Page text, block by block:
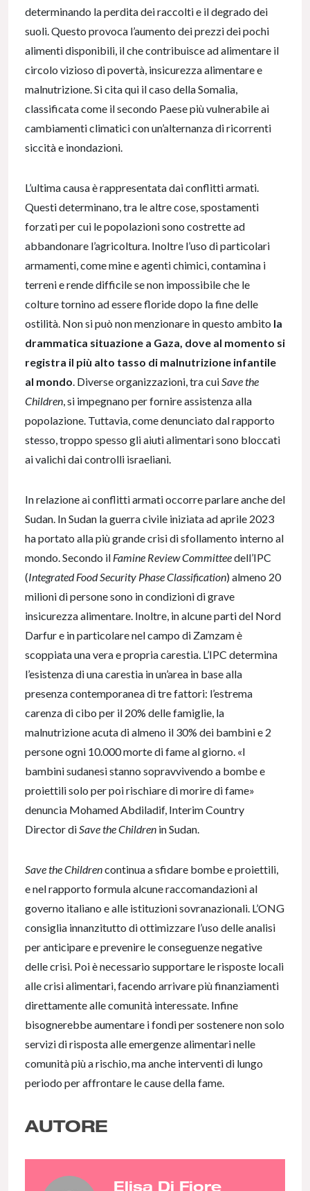
determinando la perdita dei raccolti e il degrado dei
suoli. Questo provoca l’aumento dei prezzi dei pochi
alimenti disponibili, il che contribuisce ad alimentare il
circolo vizioso di povertà, insicurezza alimentare e
malnutrizione. Si cita qui il caso della Somalia,
classificata come il secondo Paese più vulnerabile ai
cambiamenti climatici con un’alternanza di ricorrenti
siccità e inondazioni.
L’ultima causa è rappresentata dai conflitti armati.
Questi determinano, tra le altre cose, spostamenti
forzati per cui le popolazioni sono costrette ad
abbandonare l’agricoltura. Inoltre l’uso di particolari
armamenti, come mine e agenti chimici, contamina i
terreni e rende difficile se non impossibile che le
colture tornino ad essere floride dopo la fine delle
ostilità. Non si può non menzionare in questo ambito la
drammatica situazione a Gaza, dove al momento si
registra il più alto tasso di malnutrizione infantile
al mondo. Diverse organizzazioni, tra cuiSave the
Children, si impegnano per fornire assistenza alla
popolazione. Tuttavia, come denunciato dal rapporto
stesso, troppo spesso gli aiuti alimentari sono bloccati
ai valichi dai controlli israeliani.
In relazione ai conflitti armati occorre parlare anche del
Sudan. In Sudan la guerra civile iniziata ad aprile 2023
ha portato alla più grande crisi di sfollamento interno al
mondo. Secondo il Famine Review Committeedell’IPC
(Integrated Food Security Phase Classification) almeno 20
milioni di persone sono in condizioni di grave
insicurezza alimentare. Inoltre, in alcune parti del Nord
Darfur e in particolare nel campo di Zamzam è
scoppiata una vera e propria carestia. L’IPC determina
l’esistenza di una carestia in un’area in base alla
presenza contemporanea di tre fattori: l’estrema
carenza di cibo per il 20% delle famiglie, la
malnutrizione acuta di almeno il 30% dei bambini e 2
persone ogni 10.000 morte di fame al giorno. «I
bambini sudanesi stanno sopravvivendo a bombe e
proiettili solo per poi rischiare di morire di fame»
denuncia Mohamed Abdiladif, Interim Country
Director diSave the Children in Sudan.
Save the Childrencontinua a sfidare bombe e proiettili,
e nel rapporto formula alcune raccomandazioni al
governo italiano e alle istituzioni sovranazionali. L’ONG
consiglia innanzitutto di ottimizzare l’uso delle analisi
per anticipare e prevenire le conseguenze negative
delle crisi. Poi è necessario supportare le risposte locali
alle crisi alimentari, facendo arrivare più finanziamenti
direttamente alle comunità interessate. Infine
bisognerebbe aumentare i fondi per sostenere non solo
servizi di risposta alle emergenze alimentari nelle
comunità più a rischio, ma anche interventi di lungo
periodo per affrontare le cause della fame.
AUTORE
Elisa Di Fiore